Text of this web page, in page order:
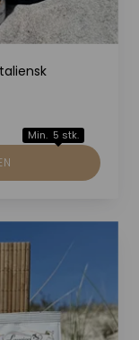
Min. 5 stk.